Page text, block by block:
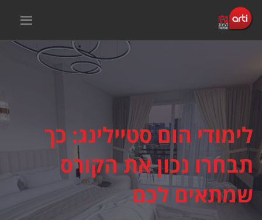
לימודי הום סטיילינג: כך
תבחרו נכון את הקורס
שמתאים לכם